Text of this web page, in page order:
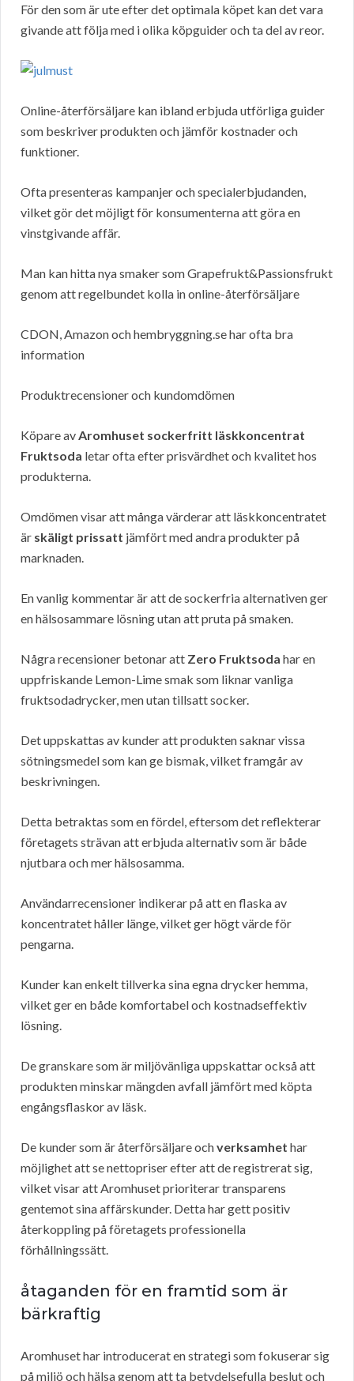
För den som är ute efter det optimala köpet kan det vara
givande att följa med i olika köpguider och ta del av reor.
Online-återförsäljare kan ibland erbjuda utförliga guider
som beskriver produkten och jämför kostnader och
funktioner.
Ofta presenteras kampanjer och specialerbjudanden,
vilket gör det möjligt för konsumenterna att göra en
vinstgivande affär.
Man kan hitta nya smaker som Grapefrukt&Passionsfrukt
genom att regelbundet kolla in online-återförsäljare
CDON, Amazon och hembryggning.se har ofta bra
information
Produktrecensioner och kundomdömen
Köpare avAromhuset sockerfritt läskkoncentrat
Fruktsoda letar ofta efter prisvärdhet och kvalitet hos
produkterna.
Omdömen visar att många värderar att läskkoncentratet
är skäligt prissatt jämfört med andra produkter på
marknaden.
En vanlig kommentar är att de sockerfria alternativen ger
en hälsosammare lösning utan att pruta på smaken.
Några recensioner betonar att Zero Fruktsoda har en
uppfriskande Lemon-Lime smak som liknar vanliga
fruktsodadrycker, men utan tillsatt socker.
Det uppskattas av kunder att produkten saknar vissa
sötningsmedel som kan ge bismak, vilket framgår av
beskrivningen.
Detta betraktas som en fördel, eftersom det reflekterar
företagets strävan att erbjuda alternativ som är både
njutbara och mer hälsosamma.
Användarrecensioner indikerar på att en flaska av
koncentratet håller länge, vilket ger högt värde för
pengarna.
Kunder kan enkelt tillverka sina egna drycker hemma,
vilket ger en både komfortabel och kostnadseffektiv
lösning.
De granskare som är miljövänliga uppskattar också att
produkten minskar mängden avfall jämfört med köpta
engångsflaskor av läsk.
De kunder som är återförsäljare ochverksamhet har
möjlighet att se nettopriser efter att de registrerat sig,
vilket visar att Aromhuset prioriterar transparens
gentemot sina affärskunder. Detta har gett positiv
återkoppling på företagets professionella
förhållningssätt.
åtaganden för en framtid som är
bärkraftig
Aromhuset har introducerat en strategi som fokuserar sig
på miljö och hälsa genom att ta betydelsefulla beslut och